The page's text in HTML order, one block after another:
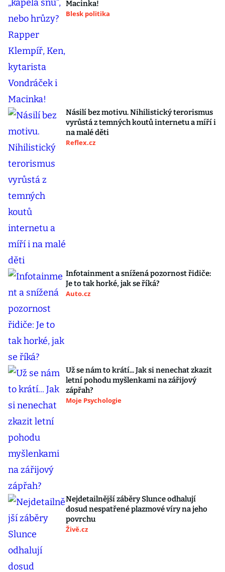
Macinka!
Blesk politika
Násilí bez motivu. Nihilistický terorismus
vyrůstá z temných koutů internetu a míří i
na malé děti
Reflex.cz
Infotainment a snížená pozornost řidiče:
Je to tak horké, jak se říká?
Auto.cz
Už se nám to krátí... Jak si nenechat zkazit
letní pohodu myšlenkami na zářijový
zápřah?
Moje Psychologie
Nejdetailnější záběry Slunce odhalují
dosud nespatřené plazmové víry na jeho
povrchu
Živě.cz